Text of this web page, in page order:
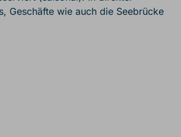
Geschäfte wie auch die Seebrücke